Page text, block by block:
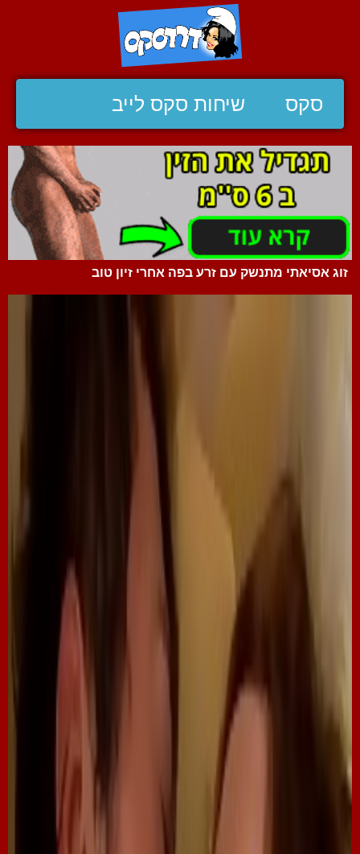
סקס שיחות סקס לייב
זוג אסיאתי מתנשק עם זרע בפה אחרי זיון טוב